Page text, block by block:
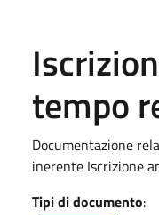
tempo
Documentazione
inerente Iscrizione
Tipi di documento: